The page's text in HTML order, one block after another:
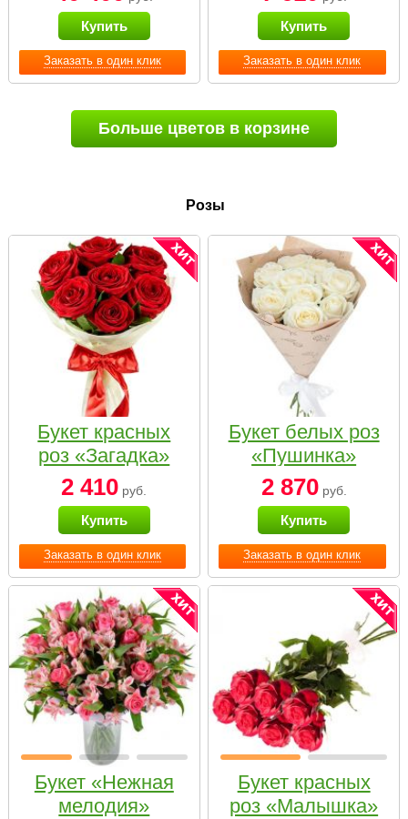
Заказать в один клик
Купить
Заказать в один клик
Купить
Больше цветов в корзине
Розы
Заказать в один клик
Букет красных
роз «Загадка»
2 410 руб.
Купить
Заказать в один клик
Букет белых роз
«Пушинка»
2 870руб.
Купить
Букет «Нежная
мелодия»
Букет красных
роз «Малышка»